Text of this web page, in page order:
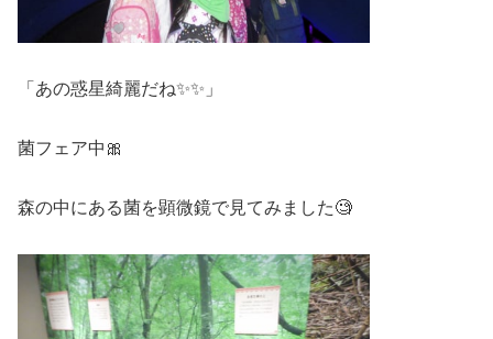
「あの惑星綺麗だね✨✨」
菌フェア中🎀
森の中にある菌を顕微鏡で見てみました🧐